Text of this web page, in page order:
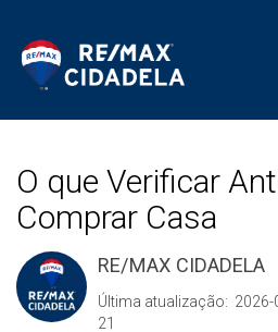
O que Verificar
Comprar Casa
RE/MAX CIDADELA
Última atualização: 2026-
21